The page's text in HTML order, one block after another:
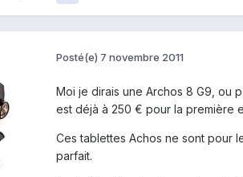
Posté(e) 7 novembre 2011
Moi je dirais une Archos 8 G9, ou
est déjà à 250 € pour la première
Ces tablettes Achos ne sont pour
parfait.